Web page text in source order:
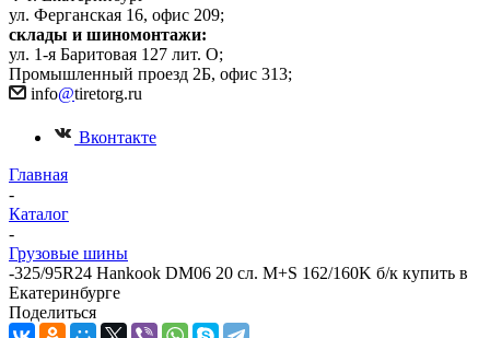
ул. Ферганская 16, офис 209;
склады и шиномонтажи:
ул. 1-я Баритовая 127 лит. О;
Промышленный проезд 2Б, офис 313;
info@tiretorg.ru
Вконтакте
Главная
-
Каталог
-
Грузовые шины
-325/95R24 Hankook DM06 20 сл. M+S 162/160K б/к купить в
Екатеринбурге
Поделиться